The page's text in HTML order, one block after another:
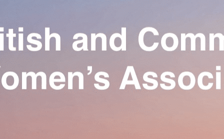
Exporter uniquement les colonnes affichées
Ajoutez un logo, un bouton, des réseaux sociaux